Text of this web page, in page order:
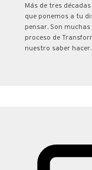
Más de tres
que ponemos a tu
pensar. Son
proceso de
nuestro saber hacer.